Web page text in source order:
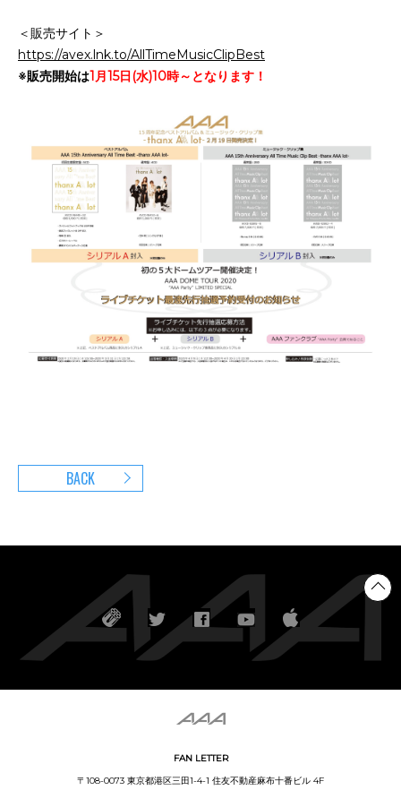
＜販売サイト＞
https://avex.lnk.to/AllTimeMusicClipBest
※販売開始は1月15日(水)10時～となります！
BACK
FAN LETTER
〒108-0073 東京都港区三田1-4-1 住友不動産麻布十番ビル 4F